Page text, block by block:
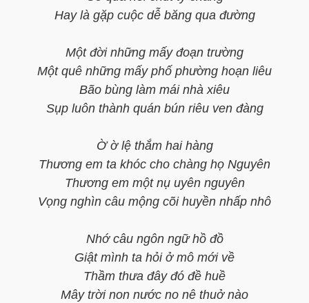
Hay là gặp cuộc dễ băng qua đường
Một đời những mấy đoạn trường
Một quê những mấy phố phường hoạn liêu
Bão bùng làm mái nhà xiêu
Sụp luôn thành quán bún riêu ven đàng
Ờ ờ lệ thắm hai hàng
Thương em ta khóc cho chàng họ Nguyên
Thương em một nụ uyên nguyên
Vọng nghìn câu mộng cõi huyền nhấp nhô
Nhớ câu ngôn ngữ hồ đồ
Giật mình ta hỏi ở mô mới về
Thầm thưa đây đó đề huề
Mây trời non nước no nê thuở nào